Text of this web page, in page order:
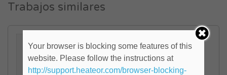
Trabajos similares
Bibliotecaria, con dominio
avanzado de Italiano
excluyente (ID: 592212)
Your browser is blocking some features of this
website. Please follow the instructions at
http://support.heateor.com/browser-blocking-